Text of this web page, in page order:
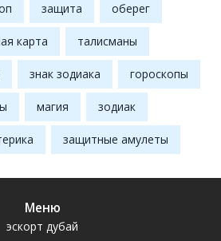
защита оберег
карта талисманы
знак зодиака гороскопы
магия зодиак
защитные амулеты
Меню
эскорт дубай